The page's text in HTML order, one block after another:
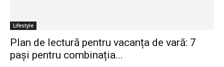
Lifestyle
Plan de lectură pentru vacanța de vară: 7
pași pentru combinația...